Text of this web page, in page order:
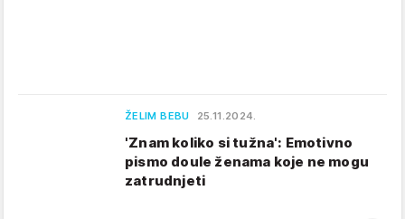
ŽELIM BEBU 25.11.2024.
'Znam koliko si tužna': Emotivno
pismo doule ženama koje ne mogu
zatrudnjeti